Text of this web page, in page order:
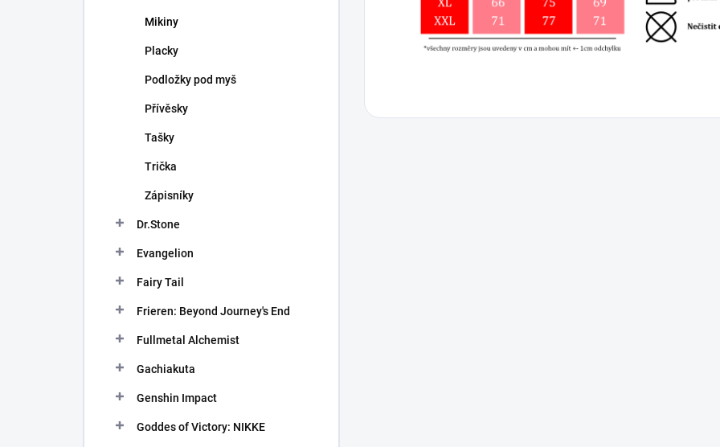
Mikiny
Placky
Podložky pod myš
Přívěsky
Tašky
Trička
Zápisníky
Dr.Stone
Evangelion
Fairy Tail
Frieren: Beyond Journey's End
Fullmetal Alchemist
Gachiakuta
Genshin Impact
Goddes of Victory: NIKKE